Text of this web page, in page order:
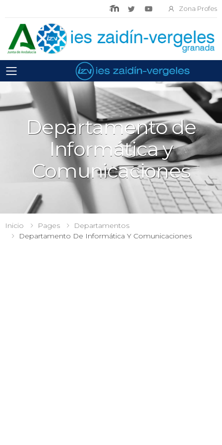
Zona Profes
Toggle mobile menu
Departamento de
Informática y
Comunicaciones
Inicio Pages
Departamentos
Departamento De Informática Y Comunicaciones